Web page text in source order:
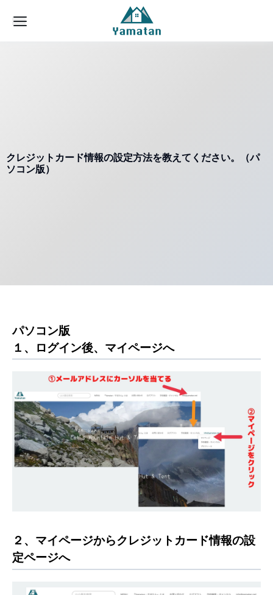
クレジットカード情報の設定方法を教えてください。（パ
ソコン版）
パソコン版
１、ログイン後、マイページへ
２、マイページからクレジットカード情報の設
定ページへ